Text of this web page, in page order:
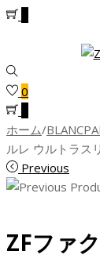
0
ホーム/
ルレ ウルトラス
Previous
ZFファ